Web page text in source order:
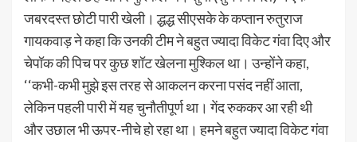
जबरदस्त छोटी पारी खेली। द्धद्ध सीएसके के कप्तान रुतुराज
गायकवाड़ ने कहा कि उनकी टीम ने बहुत ज्यादा विकेट गंवा दिए और
चेपॉक की पिच पर कुछ शॉट खेलना मुश्किल था। उन्होंने कहा,
‘‘कभी-कभी मुझे इस तरह से आकलन करना पसंद नहीं आता,
लेकिन पहली पारी में यह चुनौतीपूर्ण था। गेंद रुककर आ रही थी
और उछाल भी ऊपर-नीचे हो रहा था। हमने बहुत ज्यादा विकेट गंवा